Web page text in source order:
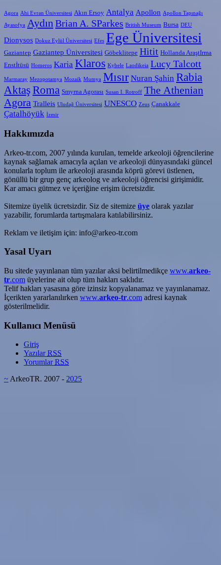
Agora Ahi Evran Üniversitesi Akın Ersoy Antalya Apollon Apollon Tapınağı
Ayasofya AydınBrian A. SParkes British Museum Bursa DEU
Dionysos Dokuz Eylül Üniversitesi Efes Ege Üniversitesi
Gaziantep Gaziantep Üniversitesi Göbeklitepe Hitit Hollanda AraştIrma
Enstİtüsü Homeros Karia Klaros Kybele Laodikeia Lucy Talcott
Marmaray Mezopotamya Mozaik Mumya Mısır Nuran Şahin Rabia
Aktaş Roma Smyrna Agorası Susan I. Rotroff The Athenian
Agora Tralleis Uludağ Üniversitesi UNESCO Zeus Çanakkale
Çatalhöyük İzmir
Hakkımızda
Arkeo-tr.com, 2007 yılında kurulan, temelde arkeoloji öğrencilerine
kaynak sağlamak amacıyla açılan ve arkeoloji dünyasındaki güncel
konularla toplum ile arkeoloji arasında köprü görevi üstlenen,
gönüllü bir grup genç arkeolog ve arkeoloji öğrencisi girişimidir.
Kar amacı gütmez ve içeriğine erişim ücretsizdir.
Sitemize üyelik ücretsizdir. Siz de sitemize üye olarak yazılar
yazabilir, forumlarda tartışmalara katılabilirsiniz.
Reklam ve iletişim için: info@arkeo-tr.com
Yasal Uyarı
Bu sitede yayınlanan tüm yazılar aksi belirtilmedikçe www.arkeo-
tr.com üyelerine ait olup tüm hakları saklıdır.
Telif hakları yasasına göre izinsiz kopyalanamaz ve yayınlanamaz.
İçerikten yararlanılırken www.arkeo-tr.com adresi kaynak
gösterilmelidir.
Kullanıcı Menüsü
Giriş
YazılarRSS
YorumlarRSS
~ ArkeoTR. 2007 - 2025